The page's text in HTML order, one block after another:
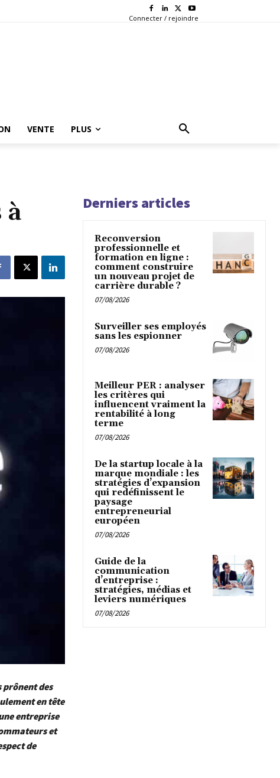
Connecter / rejoindre
VENTE PLUS
à
prônent des
en tête
entreprise
et
de
Derniers articles
Reconversion
professionnelle et
formation en ligne :
comment construire
un nouveau projet de
carrière durable ?
07/08/2026
Surveiller ses employés
sans les espionner
07/08/2026
Meilleur PER : analyser
les critères qui
influencent vraiment la
rentabilité à long
terme
07/08/2026
De la startup locale à la
marque mondiale : les
stratégies d’expansion
qui redéfinissent le
paysage
entrepreneurial
européen
07/08/2026
Guide de la
communication
d’entreprise :
stratégies, médias et
leviers numériques
07/08/2026